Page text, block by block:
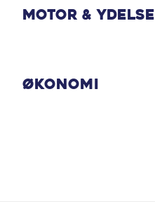
Tågelygter
Vejskiltgenkendelse
Motor & Ydelse
Økonomi